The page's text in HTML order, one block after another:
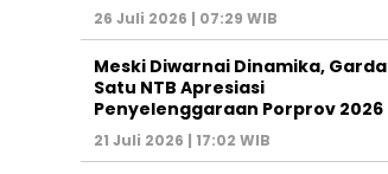
26 Juli 2026 | 07:29 WIB
Meski Diwarnai Dinamika, Garda
Satu NTB Apresiasi
Penyelenggaraan Porprov 2026 ‎
21 Juli 2026 | 17:02 WIB